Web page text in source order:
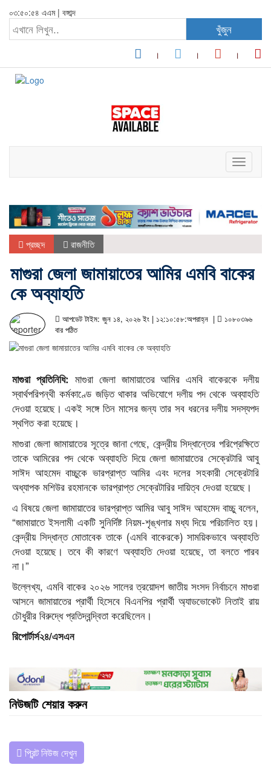
০৩:৫০:৫৪ এএম| বঙ্গাব্দ
খুঁজুন
Toggle
প্রচ্ছদ রাজনীতি
মাগুরা জেলা জামায়াতের আমির এমবি বাকের
কে অব্যাহতি
আপডেট টাইম: জুন ১৪, ২০২৬ ইং | ১২:১০:৫৮:অপরাহ্ন |
১০৮০৩৯৬
বার পঠিত
মাগুরা প্রতিনিধি: মাগুরা জেলা জামায়াতের আমির এমবি বাকেরকে দলীয়
স্বার্থপরিপন্থী কর্মকাণ্ডে জড়িত থাকার অভিযোগে দলীয় পদ থেকে অব্যাহতি
দেওয়া হয়েছে। একই সঙ্গে তিন মাসের জন্য তার সব ধরনের দলীয় সদস্যপদ
স্থগিত করা হয়েছে।
মাগুরা জেলা জামায়াতের সূত্রে জানা গেছে, কেন্দ্রীয় সিদ্ধান্তের পরিপ্রেক্ষিতে
তাকে আমিরের পদ থেকে অব্যাহতি দিয়ে জেলা জামায়াতের সেক্রেটারি আবু
সাঈদ আহমেদ বাচ্চুকে ভারপ্রাপ্ত আমির এবং দলের সহকারী সেক্রেটারি
অধ্যাপক মশিউর রহমানকে ভারপ্রাপ্ত সেক্রেটারির দায়িত্ব দেওয়া হয়েছে।
এ বিষয়ে জেলা জামায়াতের ভারপ্রাপ্ত আমির আবু সাঈদ আহমেদ বাচ্চু বলেন,
“জামায়াতে ইসলামী একটি সুনির্দিষ্ট নিয়ম-শৃঙ্খলার মধ্য দিয়ে পরিচালিত হয়।
কেন্দ্রীয় সিদ্ধান্ত মোতাবেক তাকে (এমবি বাকেরকে) সাময়িকভাবে অব্যাহতি
দেওয়া হয়েছে। তবে কী কারণে অব্যাহতি দেওয়া হয়েছে, তা বলতে পারব
না।”
উল্লেখ্য, এমবি বাকের ২০২৬ সালের ত্রয়োদশ জাতীয় সংসদ নির্বাচনে মাগুরা
আসনে জামায়াতের প্রার্থী হিসেবে বিএনপির প্রার্থী অ্যাডভোকেট নিতাই রায়
চৌধুরীর বিরুদ্ধে প্রতিদ্বন্দ্বিতা করেছিলেন।
রিপোর্টার্স২৪/এসএন
নিউজটি শেয়ার করুন
প্রিন্ট নিউজ দেখুন